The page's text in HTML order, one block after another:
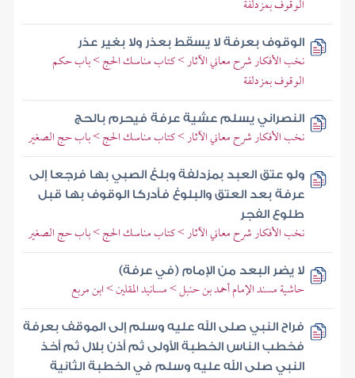
الوقوف بمزدلفة
الوقوف بعرفة لا يسقط بعذر ولا بغير عذر
نخب الأفكار شرح معاني الآثار > كتاب مناسك الحج > باب حكم
الوقوف بمزدلفة
النصراني يسلم عشية عرفة فيحرم بالحج
نخب الأفكار شرح معاني الآثار > كتاب مناسك الحج > باب حج الصغير
ولو عتق العبد بمزدلفة وبلغ الصبي بها فرجعا إلى
عرفة بعد العتق والبلوغ فأدركا الوقوف بها قبل
طلوع الفجر
نخب الأفكار شرح معاني الآثار > كتاب مناسك الحج > باب حج الصغير
لا يضر البعد من الإمام (في عرفة)
حاشية مسند الإمام أحمد بن حنبل > مسانيد المقلين > ابن مربع
فراح النبي صلى الله عليه وسلم إلى الموقف بعرفة
فخطب الناس الخطبة الأولى ثم أذن بلال ثم أخذ
النبي صلى الله عليه وسلم في الخطبة الثانية